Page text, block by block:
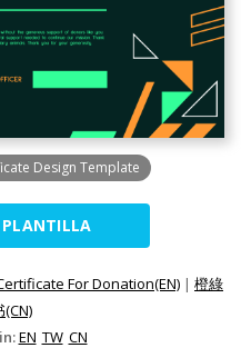
Design Template
For Donation(EN) | 橙綠
EN TW CN